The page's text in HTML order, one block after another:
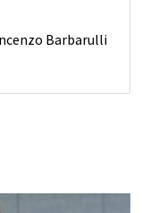
Barbarulli